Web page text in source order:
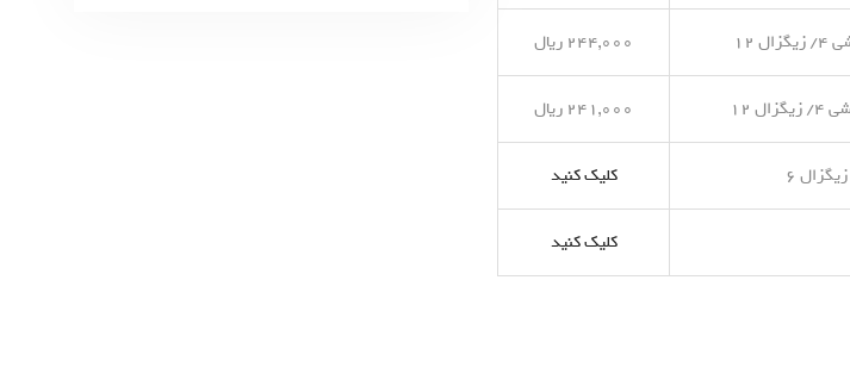
۲۴۴,۰۰۰ ریال
۲۴۱,۰۰۰ ریال
کلیک کنید
کلیک کنید